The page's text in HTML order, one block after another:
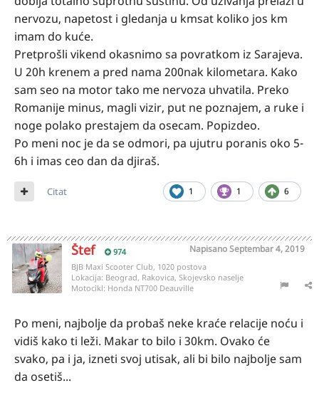
nervozu, napetost i gledanja u kmsat koliko jos km
imam do kuće.
Pretprošli vikend okasnimo sa povratkom iz Sarajeva.
U 20h krenem a pred nama 200nak kilometara. Kako
sam seo na motor tako me nervoza uhvatila. Preko
Romanije minus, magli vizir, put ne poznajem, a ruke i
noge polako prestajem da osecam. Popizdeo.
Po meni noc je da se odmori, pa ujutru poranis oko 5-
6h i imas ceo dan da djiraš.
1 1 6
Citat
Štef 974 NapisanoSeptembar 4, 2019
BJB Maxi Scooter Club, 1020 postova
Lokacija: Beograd, Rakovica, Skojevsko naselje
Motocikl: Honda NT700 Deauville
Po meni, najbolje da probaš neke kraće relacije noću i
vidiš kako ti leži. Makar to bilo i 30km. Ovako će
svako, pa i ja, izneti svoj utisak, ali bi bilo najbolje sam
da osetiš...